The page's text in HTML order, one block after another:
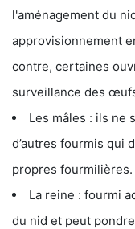
l'aménagement du
approvisionnement
contre, certaines
surveillance des
Les mâles : ils ne
d’autres fourmis qui
propres fourmilières.
La reine : fourmi
du nid et peut